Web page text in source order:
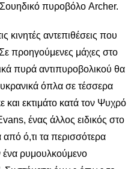
πυροβόλο Archer.
κινητές αντεπιθέσεις που
προηγούμενες μάχες στο
πυρά αντιπυροβολικού θα
όπλα σε τέσσερα
εκτιμάτο κατά τον Ψυχρό
ένας άλλος ειδικός στο
ό,τι τα περισσότερα
ένα ρυμουλκούμενο